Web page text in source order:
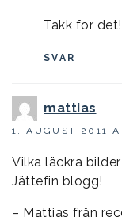
Takk for
SVAR
mattias
1. AUGUST 2011
Vilka läckra
Jättefin blogg!
– Mattias från